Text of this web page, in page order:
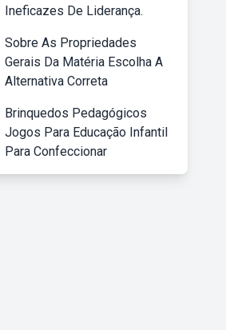
Ineficazes De Liderança.
Sobre As Propriedades
Gerais Da Matéria Escolha A
Alternativa Correta
Brinquedos Pedagógicos
Jogos Para Educação Infantil
Para Confeccionar